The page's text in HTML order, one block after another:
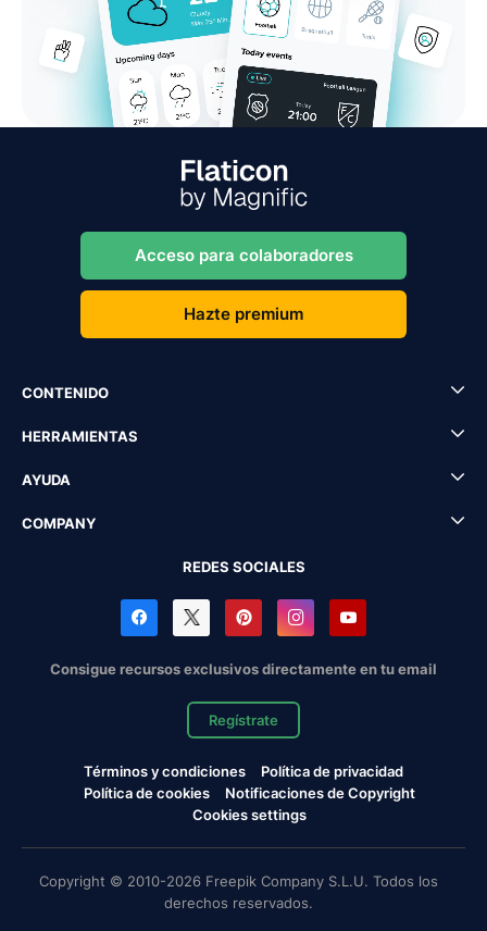
Acceso para colaboradores
Hazte premium
CONTENIDO
HERRAMIENTAS
AYUDA
COMPANY
REDES SOCIALES
Consigue recursos exclusivos directamente en tu email
Regístrate
Términos y condiciones
Política de privacidad
Política de cookies
Notificaciones de Copyright
Cookies settings
Copyright © 2010-2026 Freepik Company S.L.U. Todos los
derechos reservados.